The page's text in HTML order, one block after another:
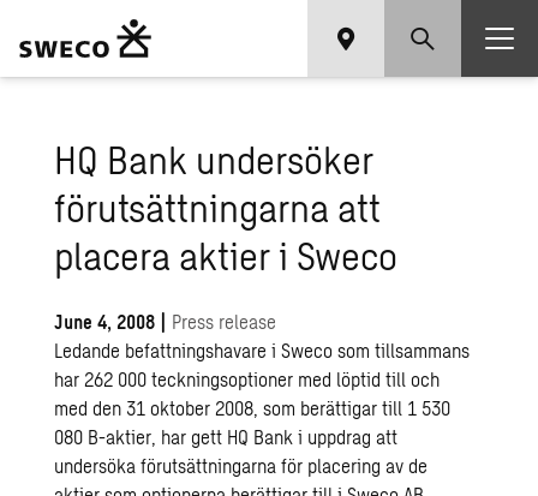
HQ Bank undersöker
förutsättningarna att
placera aktier i Sweco
June 4, 2008 | Press release
Ledande befattningshavare i Sweco som tillsammans
har 262 000 teckningsoptioner med löptid till och
med den 31 oktober 2008, som berättigar till 1 530
080 B-aktier, har gett HQ Bank i uppdrag att
undersöka förutsättningarna för placering av de